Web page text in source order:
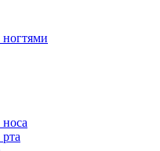
ногтями